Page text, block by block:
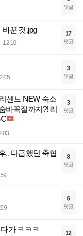
댓글
꾼 것.jpg
12:10
17
댓글
3
댓글
센느 NEW 숙소
바꼭질까지?! 리
3
댓글
.. 다급했던 축협
8
댓글
6
댓글
가 ㅋㅋㅋ 12